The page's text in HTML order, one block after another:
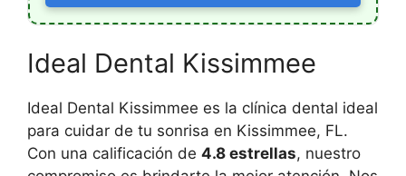
Ideal Dental Kissimmee
Ideal Dental Kissimmee es la clínica dental ideal
para cuidar de tu sonrisa en Kissimmee, FL.
Con una calificación de 4.8 estrellas, nuestro